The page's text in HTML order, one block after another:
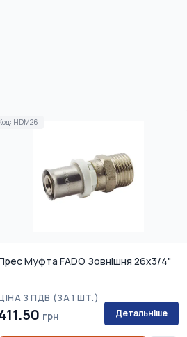
HDM26
Муфта FADO Зовнішня 26x3/4"
З ПДВ (ЗА 1 ШТ.)
грн Детальніше